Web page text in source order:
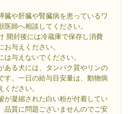
や肝臓や腎臓病を患っているワ
医師へ相談してください。
開封後には冷蔵庫で保存し消費
与えください。
与えないでください。
ある犬には、タンパク質やリンの
す。一日の給与目安量は、動物病
ください。
が凝縮された白い粉が付着してい
品質に問題ございませんのでご安